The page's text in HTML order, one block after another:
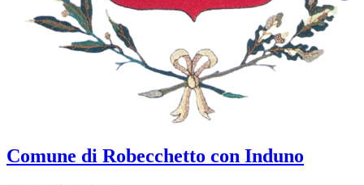
Comune di Robecchetto con Induno